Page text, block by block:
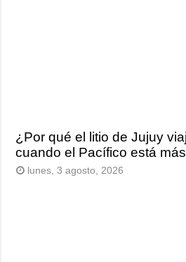
¿Por qué el litio de Jujuy
cuando el Pacífico está
lunes, 3 agosto, 2026